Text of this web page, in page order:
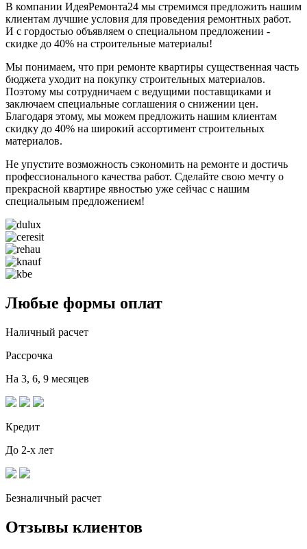
В компании ИдеяРемонта24 мы стремимся предложить нашим
клиентам лучшие условия для проведения ремонтных работ.
И с гордостью объявляем о специальном предложении -
скидке до 40% на строительные материалы!
Мы понимаем, что при ремонте квартиры существенная часть
бюджета уходит на покупку строительных материалов.
Поэтому мы сотрудничаем с ведущими поставщиками и
заключаем специальные соглашения о снижении цен.
Благодаря этому, мы можем предложить нашим клиентам
скидку до 40% на широкий ассортимент строительных
материалов.
Не упустите возможность сэкономить на ремонте и достичь
профессионального качества работ. Сделайте свою мечту о
прекрасной квартире явностью уже сейчас с нашим
специальным предложением!
Любые формы оплат
Наличный расчет
Рассрочка
На 3, 6, 9 месяцев
Кредит
До 2-х лет
Безналичный расчет
Отзывы клиентов